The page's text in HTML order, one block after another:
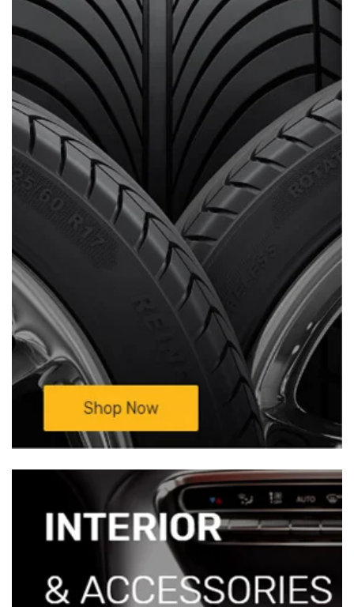
3/ Chế độ bảo hành:
Sản phẩm được bảo
hành 18 tháng(Hàng có sẵn tại
Xưởng Ô tô Sinh Cần Thơ)
Mọi chi tiết xin liên hệ:TRUNG TÂM NỘI
THẤT Ô TÔ BÌNH HUY HOÀNG – Xưởng
Độ Xe Ô Tô Sinh Cần ThơĐc: 333D/11
Nguyễn Văn Linh, KV3, P. An Khánh ,
Q.Ninh Kiều, Tp Cần Thơ(Cặp vách BV Đa